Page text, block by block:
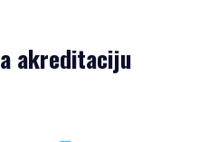
akreditaciju